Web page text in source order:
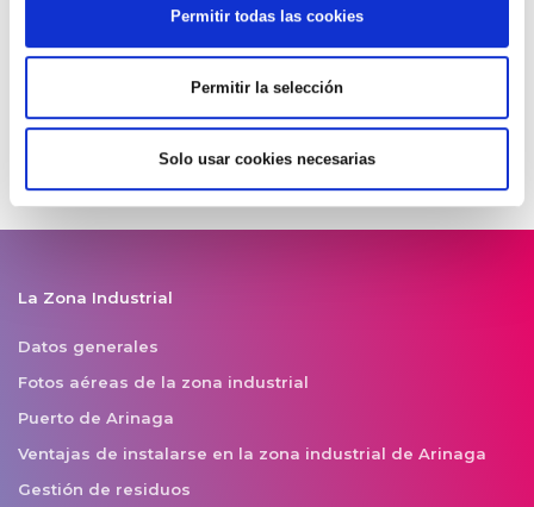
Permitir todas las cookies
Permitir la selección
Solo usar cookies necesarias
La Asociación Empresari...
06/07/2026
La Zona Industrial
Datos generales
Fotos aéreas de la zona industrial
Puerto de Arinaga
Ventajas de instalarse en la zona industrial de Arinaga
Gestión de residuos